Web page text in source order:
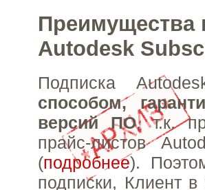
Преимущества
Autodesk
Подписка
способом,
версий ПО, т.к.
прайс-листов
(подробнее).
подписки, Клиент